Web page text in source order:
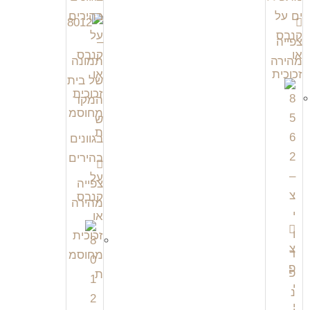
צפייה
מהירה
צ
פ
י
י
צפייה
מהירה